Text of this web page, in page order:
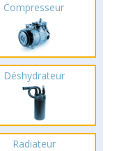
Compresseur
Déshydrateur
Radiateur